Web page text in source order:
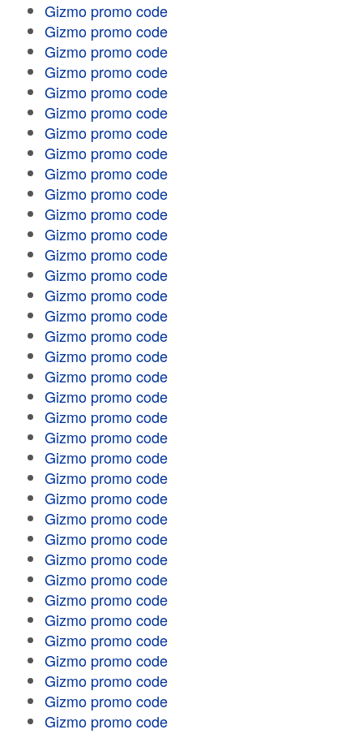
Gizmo promo code
Gizmo promo code
Gizmo promo code
Gizmo promo code
Gizmo promo code
Gizmo promo code
Gizmo promo code
Gizmo promo code
Gizmo promo code
Gizmo promo code
Gizmo promo code
Gizmo promo code
Gizmo promo code
Gizmo promo code
Gizmo promo code
Gizmo promo code
Gizmo promo code
Gizmo promo code
Gizmo promo code
Gizmo promo code
Gizmo promo code
Gizmo promo code
Gizmo promo code
Gizmo promo code
Gizmo promo code
Gizmo promo code
Gizmo promo code
Gizmo promo code
Gizmo promo code
Gizmo promo code
Gizmo promo code
Gizmo promo code
Gizmo promo code
Gizmo promo code
Gizmo promo code
Gizmo promo code